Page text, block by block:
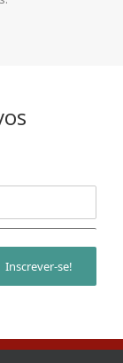
Inscrever-se!